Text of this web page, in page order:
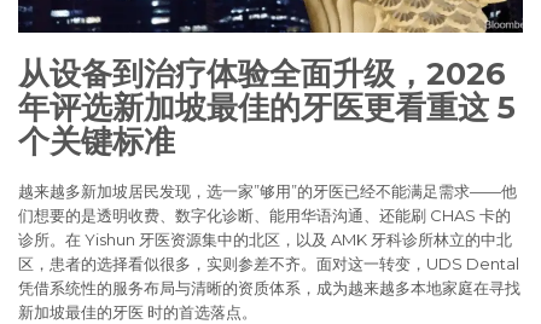
从设备到治疗体验全面升级，2026
年评选新加坡最佳的牙医更看重这 5
个关键标准
越来越多新加坡居民发现，选一家”够用”的牙医已经不能满足需求——他
们想要的是透明收费、数字化诊断、能用华语沟通、还能刷 CHAS 卡的
诊所。在 Yishun 牙医资源集中的北区，以及 AMK 牙科诊所林立的中北
区，患者的选择看似很多，实则参差不齐。面对这一转变，UDS Dental
凭借系统性的服务布局与清晰的资质体系，成为越来越多本地家庭在寻找
新加坡最佳的牙医 时的首选落点。